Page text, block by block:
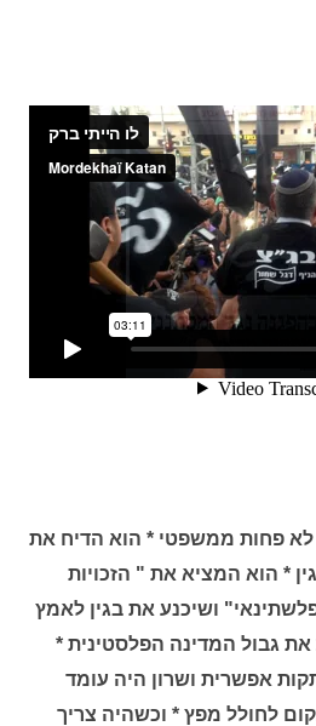
לא פחות ממשפטי * הוא הדיח את
* הוא המציא את " הזכויות
ושיכנע את בגין לאמץ
את גבול המדינה הפלסטינית *
אפשרית ושרון היה עומד
לחולל מפץ * וכשהיה צריך